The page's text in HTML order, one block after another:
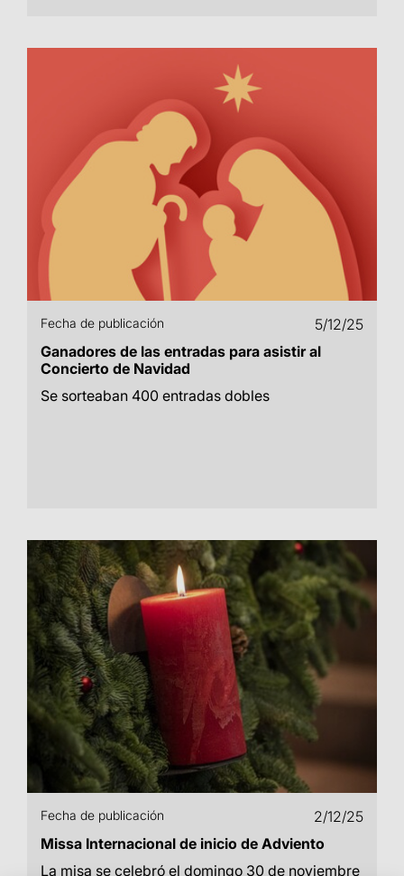
Fecha de publicación
5/12/25
Ganadores de las entradas para asistir al
Concierto de Navidad
Se sorteaban 400 entradas dobles
Fecha de publicación
2/12/25
Missa Internacional de inicio de Adviento
La misa se celebró el domingo 30 de noviembre